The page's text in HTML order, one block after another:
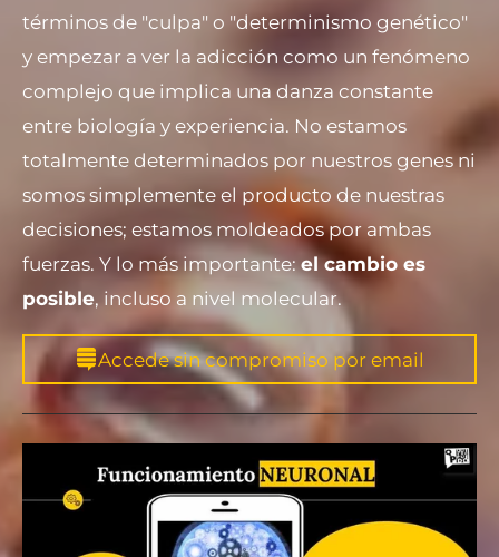
términos de "culpa" o "determinismo genético"
y empezar a ver la adicción como un fenómeno
complejo que implica una danza constante
entre biología y experiencia. No estamos
totalmente determinados por nuestros genes ni
somos simplemente el producto de nuestras
decisiones; estamos moldeados por ambas
fuerzas. Y lo más importante:el cambio es
posible, incluso a nivel molecular.
Accede sin compromiso por email